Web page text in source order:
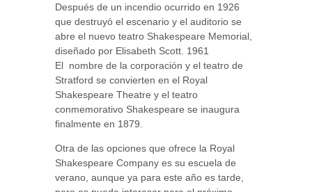
Después de un incendio ocurrido en 1926
que destruyó el escenario y el auditorio se
abre el nuevo teatro Shakespeare Memorial,
diseñado por Elisabeth Scott. 1961
El nombre de la corporación y el teatro de
Stratford se convierten en el Royal
Shakespeare Theatre y el teatro
conmemorativo Shakespeare se inaugura
finalmente en 1879.
Otra de las opciones que ofrece la Royal
Shakespeare Company es su escuela de
verano, aunque ya para este año es tarde,